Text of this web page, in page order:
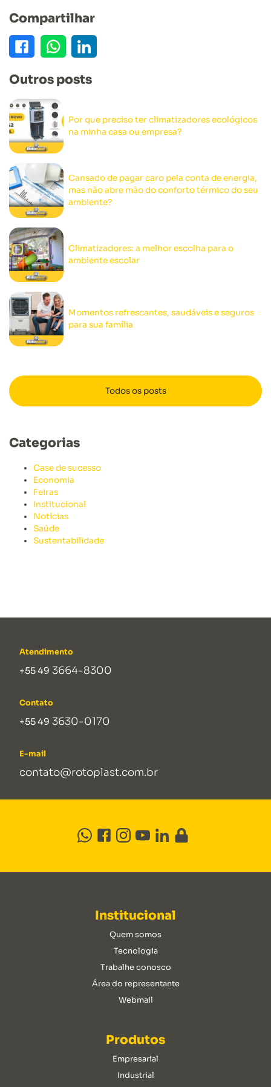
Compartilhar
Outros posts
Por que preciso ter climatizadores ecológicos
na minha casa ou empresa?
Cansado de pagar caro pela conta de energia,
mas não abre mão do conforto térmico do seu
ambiente?
Climatizadores: a melhor escolha para o
ambiente escolar
Momentos refrescantes, saudáveis e seguros
para sua família
Todos os posts
Categorias
Case de sucesso
Economia
Feiras
Institucional
Notícias
Saúde
Sustentabilidade
Atendimento
+55 49 3664-8300
Contato
+55 49 3630-0170
E-mail
contato@rotoplast.com.br
Institucional
Quem somos
Tecnologia
Trabalhe conosco
Área do representante
Webmail
Produtos
Empresarial
Industrial